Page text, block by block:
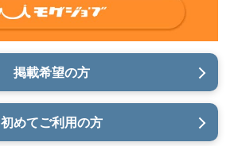
掲載希望の方
初めてご利用の方